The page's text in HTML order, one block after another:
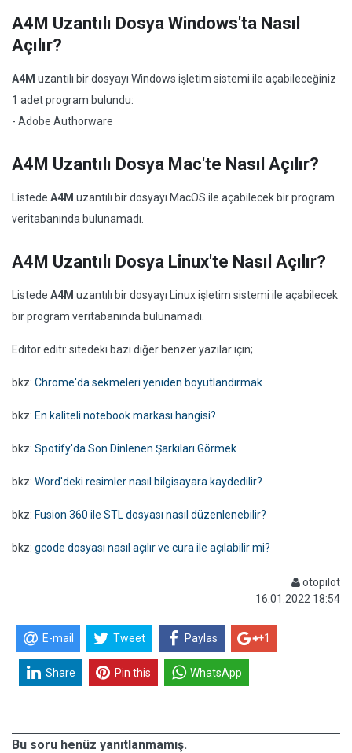
A4M Uzantılı Dosya Windows'ta Nasıl
Açılır?
A4M uzantılı bir dosyayı Windows işletim sistemi ile açabileceğiniz
1 adet program bulundu:
- Adobe Authorware
A4M Uzantılı Dosya Mac'te Nasıl Açılır?
Listede A4M uzantılı bir dosyayı MacOS ile açabilecek bir program
veritabanında bulunamadı.
A4M Uzantılı Dosya Linux'te Nasıl Açılır?
Listede A4M uzantılı bir dosyayı Linux işletim sistemi ile açabilecek
bir program veritabanında bulunamadı.
Editör editi: sitedeki bazı diğer benzer yazılar için;
bkz: Chrome'da sekmeleri yeniden boyutlandırmak
bkz: En kaliteli notebook markası hangisi?
bkz: Spotify'da Son Dinlenen Şarkıları Görmek
bkz: Word'deki resimler nasıl bilgisayara kaydedilir?
bkz: Fusion 360 ile STL dosyası nasıl düzenlenebilir?
bkz: gcode dosyası nasıl açılır ve cura ile açılabilir mi?
otopilot
16.01.2022 18:54
E-mail Tweet Paylas +1
Share Pin this WhatsApp
Bu soru henüz yanıtlanmamış.